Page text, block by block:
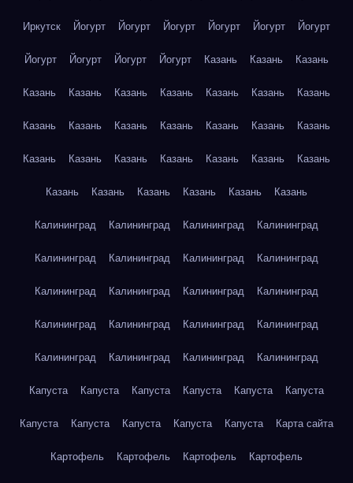
Иркутск Йогурт Йогурт Йогурт Йогурт Йогурт Йогурт
Йогурт Йогурт Йогурт Йогурт Казань Казань Казань
Казань Казань Казань Казань Казань Казань Казань
Казань Казань Казань Казань Казань Казань Казань
Казань Казань Казань Казань Казань Казань Казань
Казань Казань Казань Казань Казань Казань
Калининград Калининград Калининград Калининград
Калининград Калининград Калининград Калининград
Калининград Калининград Калининград Калининград
Калининград Калининград Калининград Калининград
Калининград Калининград Калининград Калининград
Капуста Капуста Капуста Капуста Капуста Капуста
Капуста Капуста Капуста Капуста Капуста Карта сайта
Картофель Картофель Картофель Картофель